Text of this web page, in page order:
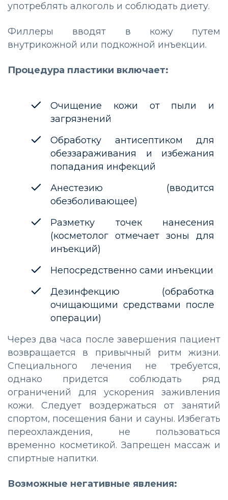
употреблять алкоголь и соблюдать диету.
Филлеры вводят в кожу путем
внутрикожной или подкожной инъекции.
Процедура пластики включает:
Очищение кожи от пыли и
загрязнений
Обработку антисептиком для
обеззараживания и избежания
попадания инфекций
Анестезию (вводится
обезболивающее)
Разметку точек нанесения
(косметолог отмечает зоны для
инъекций)
Непосредственно сами инъекции
Дезинфекцию (обработка
очищающими средствами после
операции)
Через два часа после завершения пациент
возвращается в привычный ритм жизни.
Специального лечения не требуется,
однако придется соблюдать ряд
ограничений для ускорения заживления
кожи. Следует воздержаться от занятий
спортом, посещения бани и сауны. Избегать
переохлаждения, не пользоваться
временно косметикой. Запрещен массаж и
спиртные напитки.
Возможные негативные явления: